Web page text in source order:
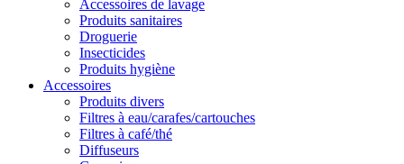
Accessoires de lavage
Produits sanitaires
Droguerie
Insecticides
Produits hygiène
Accessoires
Produits divers
Filtres à eau/carafes/cartouches
Filtres à café/thé
Diffuseurs